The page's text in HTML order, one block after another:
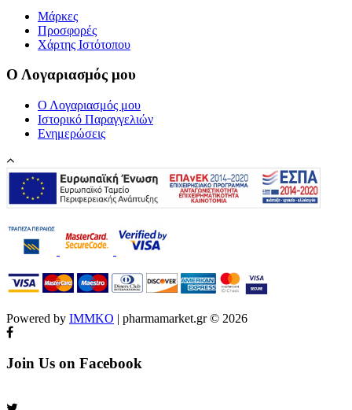
Μάρκες
Προσφορές
Χάρτης Ιστότοπου
Ο Λογαριασμός μου
Ο Λογαριασμός μου
Ιστορικό Παραγγελιών
Ενημερώσεις
Powered by IMMKO | pharmamarket.gr © 2026
Join Us on Facebook